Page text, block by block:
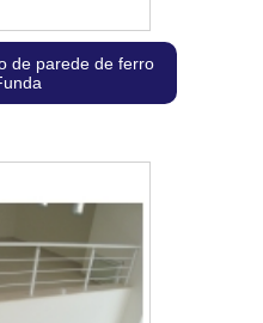
de parede de ferro